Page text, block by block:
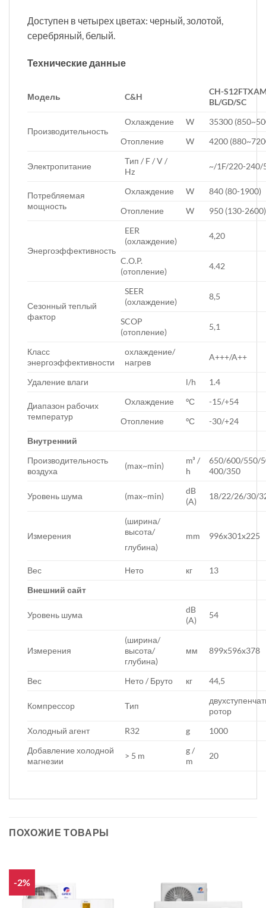
Доступен в четырех цветах: черный, золотой,
серебряный, белый.
Технические данные
Модель C&H
CH-
BL/GD/SC
Производительность
Охлаждение W
35300
Отопление
W 4200
Электропитание
Тип / F / V /
Hz
~/1F/220-240/
Потребляемая
мощность
Охлаждение W
840 (80-1900)
Отопление
W 950 (130-2600)
Энергоэффективность
EER
(охлаждение)
4,20
C.O.P.
(отопление)
4.42
Сезонный теплый
фактор
SEER
(охлаждение)
8,5
SCOP
(отопление)
5,1
Класс
энергоэффективности
охлаждение/
нагрев
A+++/A++
Удаление влаги l/h 1.4
Диапазон рабочих
температур
Охлаждение ºС
-15/+54
Отопление
ºС
-30/+24
Внутренний
Производительность
воздуха
(max~min)
m³ /
h
650/600/550/
400/350
Уровень шума (max~min)
dB
(A)
18/22/26/30/
Измерения
(ширина/
высота/
глубина)
mm 996x301x225
Вес Нето кг
13
Внешний сайт
Уровень шума
dB
(A)
54
Измерения
(ширина/
высота/
глубина)
мм 899x596x378
Вес Нето / Бруто кг 44,5
Компрессор Тип
ротор
Холодный агент
R32 g
1000
Добавление холодной
магнезии
> 5 m
g /
m
20
ПОХОЖИЕ ТОВАРЫ
-2%